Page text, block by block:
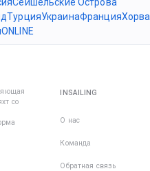
ТурцияУкраинаФранция
ONLINE
со
INSAILING
О нас
Команда
Обратная связь